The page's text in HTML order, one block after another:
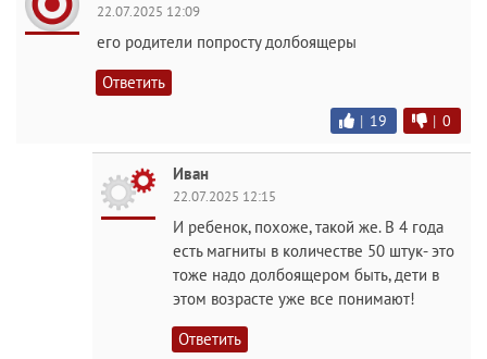
22.07.2025 12:09
его родители попросту долбоящеры
Ответить
| 19 | 0
Иван
22.07.2025 12:15
И ребенок, похоже, такой же. В 4 года
есть магниты в количестве 50 штук- это
тоже надо долбоящером быть, дети в
этом возрасте уже все понимают!
Ответить